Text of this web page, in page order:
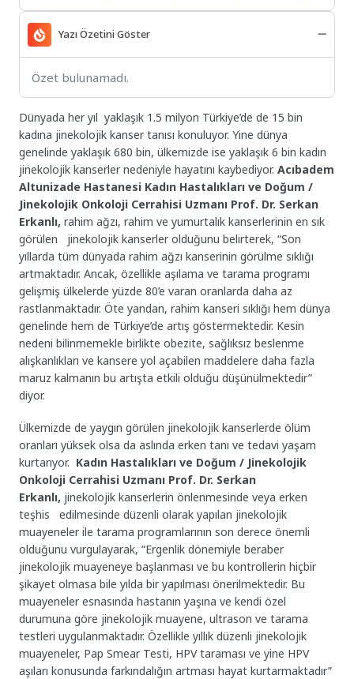
Yazı Özetini Göster
Özet bulunamadı.
Dünyada her yıl yaklaşık 1.5 milyon Türkiye’de de 15 bin
kadına jinekolojik kanser tanısı konuluyor. Yine dünya
genelinde yaklaşık 680 bin, ülkemizde ise yaklaşık 6 bin kadın
jinekolojik kanserler nedeniyle hayatını kaybediyor.Acıbadem
Altunizade Hastanesi Kadın Hastalıkları ve Doğum /
Jinekolojik Onkoloji Cerrahisi Uzmanı Prof. Dr. Serkan
Erkanlı, rahim ağzı, rahim ve yumurtalık kanserlerinin en sık
görülen jinekolojik kanserler olduğunu belirterek, “Son
yıllarda tüm dünyada rahim ağzı kanserinin görülme sıklığı
artmaktadır. Ancak, özellikle aşılama ve tarama programı
gelişmiş ülkelerde yüzde 80’e varan oranlarda daha az
rastlanmaktadır. Öte yandan, rahim kanseri sıklığı hem dünya
genelinde hem de Türkiye’de artış göstermektedir. Kesin
nedeni bilinmemekle birlikte obezite, sağlıksız beslenme
alışkanlıkları ve kansere yol açabilen maddelere daha fazla
maruz kalmanın bu artışta etkili olduğu düşünülmektedir”
diyor.
Ülkemizde de yaygın görülen jinekolojik kanserlerde ölüm
oranları yüksek olsa da aslında erken tanı ve tedavi yaşam
kurtarıyor. Kadın Hastalıkları ve Doğum / Jinekolojik
Onkoloji Cerrahisi Uzmanı Prof. Dr. Serkan
Erkanlı, jinekolojik kanserlerin önlenmesinde veya erken
teşhis edilmesinde düzenli olarak yapılan jinekolojik
muayeneler ile tarama programlarının son derece önemli
olduğunu vurgulayarak, “Ergenlik dönemiyle beraber
jinekolojik muayeneye başlanması ve bu kontrollerin hiçbir
şikayet olmasa bile yılda bir yapılması önerilmektedir. Bu
muayeneler esnasında hastanın yaşına ve kendi özel
durumuna göre jinekolojik muayene, ultrason ve tarama
testleri uygulanmaktadır. Özellikle yıllık düzenli jinekolojik
muayeneler, Pap Smear Testi, HPV taraması ve yine HPV
aşıları konusunda farkındalığın artması hayat kurtarmaktadır”